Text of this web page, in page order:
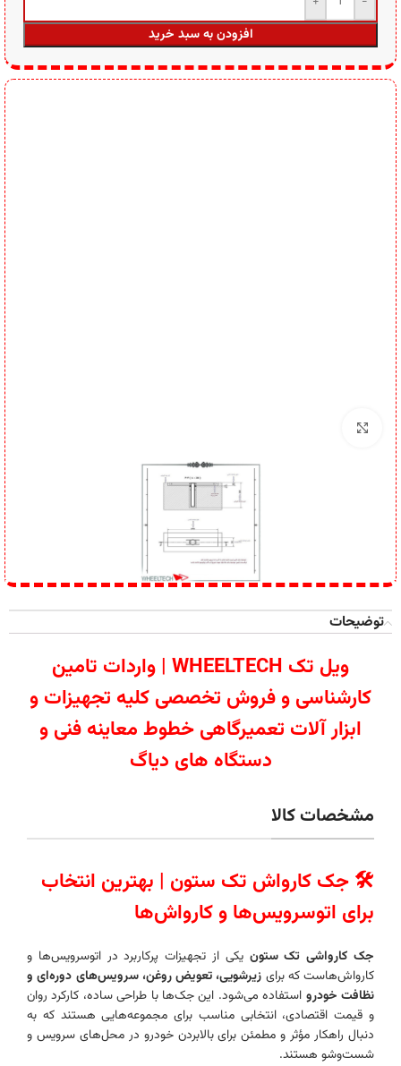
افزودن به سبد خرید
توضیحات
ویل تک WHEELTECH | واردات تامین
کارشناسی و فروش تخصصی کلیه تجهیزات و
ابزار آلات تعمیرگاهی خطوط معاینه فنی و
دستگاه های دیاگ
مشخصات کالا
🛠️ جک کارواش تک ستون | بهترین انتخاب
برای اتوسرویس‌ها و کارواش‌ها
جک کارواشی تک ستون یکی از تجهیزات پرکاربرد در اتوسرویس‌ها و
کارواش‌هاست که برای زیرشویی، تعویض روغن، سرویس‌های دوره‌ای و
نظافت خودرو استفاده می‌شود. این جک‌ها با طراحی ساده، کارکرد روان
و قیمت اقتصادی، انتخابی مناسب برای مجموعه‌هایی هستند که به
دنبال راهکار مؤثر و مطمئن برای بالابردن خودرو در محل‌های سرویس و
شست‌وشو هستند.